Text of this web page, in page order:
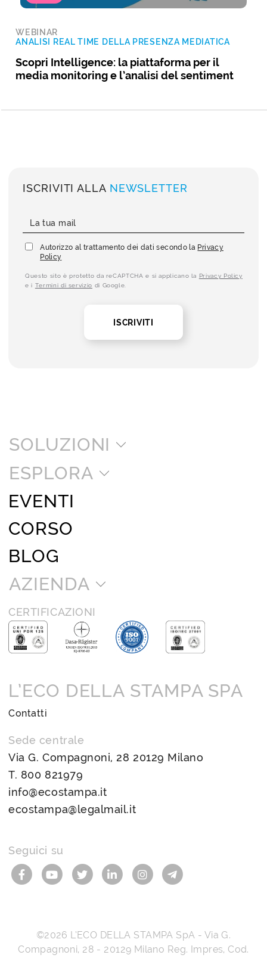
WEBINAR
ANALISI REAL TIME DELLA PRESENZA MEDIATICA
Scopri Intelligence: la piattaforma per il
media monitoring e l’analisi del sentiment
ISCRIVITI ALLA NEWSLETTER
Autorizzo al trattamento dei dati secondo la Privacy
Policy
Questo sito è protetto da reCAPTCHA e si applicano la Privacy Policy
e i Termini di servizio di Google.
ISCRIVITI
SOLUZIONI
ESPLORA
EVENTI
CORSO
BLOG
AZIENDA
CERTIFICAZIONI
L’ECO DELLA STAMPA SPA
Contatti
Sede centrale
Via G. Compagnoni, 28 20129 Milano
T. 800 821979
info@ecostampa.it
ecostampa@legalmail.it
Seguici su
©2026 L’ECO DELLA STAMPA SpA - Via G.
Compagnoni, 28 - 20129 Milano Reg. Impres, Cod.